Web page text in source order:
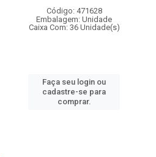
Código: 471628
Embalagem: Unidade
Caixa Com: 36 Unidade(s)
Faça seu login ou
cadastre-se para
comprar.